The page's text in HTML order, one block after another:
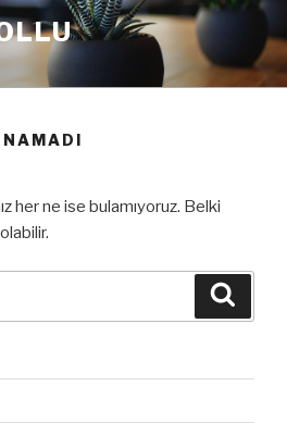
her ne ise bulamıyoruz. Belki